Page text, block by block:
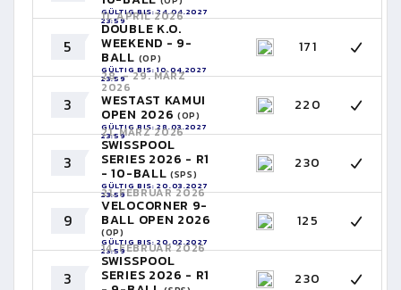
GÜLTIG BIS: 24.04.2027
23:59
5
11. APRIL 2026
DOUBLE K.O.
WEEKEND - 9-
BALL (OP)
GÜLTIG BIS: 10.04.2027
23:59
171
3
28. - 29. MÄRZ
2026
WESTAST KAMUI
OPEN 2026 (OP)
GÜLTIG BIS: 28.03.2027
23:59
220
3
21. MÄRZ 2026
SWISSPOOL
SERIES 2026 - R1
- 10-BALL (SPS)
GÜLTIG BIS: 20.03.2027
23:59
230
9
21. FEBRUAR 2026
VELOCORNER 9-
BALL OPEN 2026
(OP)
GÜLTIG BIS: 20.02.2027
23:59
125
3
14. FEBRUAR 2026
SWISSPOOL
SERIES 2026 - R1 230